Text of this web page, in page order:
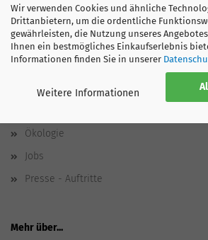
Wir verwenden Cookies und ähnliche
Drittanbietern, um die ordentliche
gewährleisten, die Nutzung unseres
Ihnen ein bestmögliches Einkaufserlebnis
Informationen finden Sie in unserer
Weitere Informationen
Ökologie
Jobs
Presse - Auftritte
Mehr über...